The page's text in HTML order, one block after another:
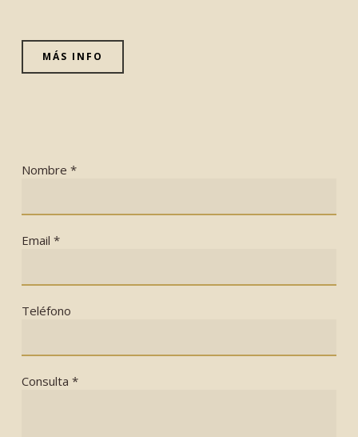
MÁS INFO
Nombre *
Email *
Teléfono
Consulta *